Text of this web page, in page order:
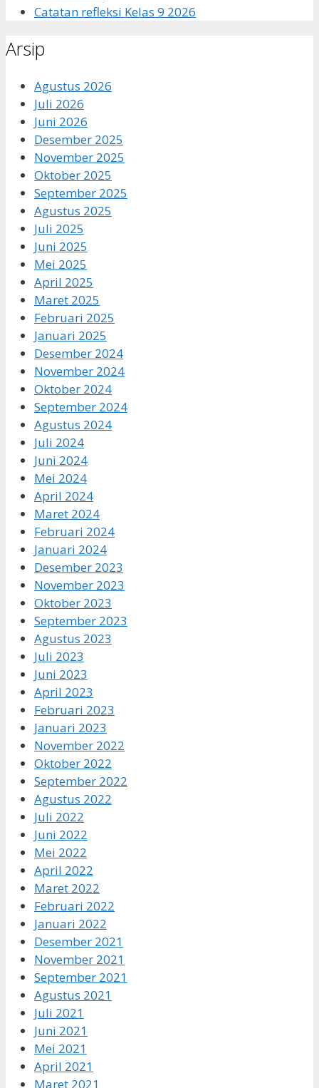
Catatan refleksi Kelas 9 2026
Arsip
Agustus 2026
Juli 2026
Juni 2026
Desember 2025
November 2025
Oktober 2025
September 2025
Agustus 2025
Juli 2025
Juni 2025
Mei 2025
April 2025
Maret 2025
Februari 2025
Januari 2025
Desember 2024
November 2024
Oktober 2024
September 2024
Agustus 2024
Juli 2024
Juni 2024
Mei 2024
April 2024
Maret 2024
Februari 2024
Januari 2024
Desember 2023
November 2023
Oktober 2023
September 2023
Agustus 2023
Juli 2023
Juni 2023
April 2023
Februari 2023
Januari 2023
November 2022
Oktober 2022
September 2022
Agustus 2022
Juli 2022
Juni 2022
Mei 2022
April 2022
Maret 2022
Februari 2022
Januari 2022
Desember 2021
November 2021
September 2021
Agustus 2021
Juli 2021
Juni 2021
Mei 2021
April 2021
Maret 2021